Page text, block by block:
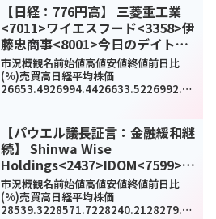
【日経：776円高】 三菱重工業
<7011>ワイエスフード<3358>伊
藤忠商事<8001>今日のデイトレ
10月4日
市況概観名前始値高値安値終値前日比
(%)売買高日経平均株価
26653.4926994.4426633.5226992.21
【パウエル議長証言：金融緩和継
続】 Shinwa Wise
Holdings<2437>IDOM<7599>ウ
ェルスナビ<7342>今日のデイト
レ7月15日
市況概観名前始値高値安値終値前日比
(%)売買高日経平均株価
28539.3228571.7228240.2128279.09